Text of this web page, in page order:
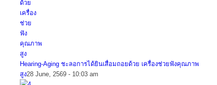
Hearing-Aging ชะลอการได้ยินเสื่อมถอยด้วย เครื่องช่วยฟังคุณภาพ
สูง28 June, 2569 - 10:03 am